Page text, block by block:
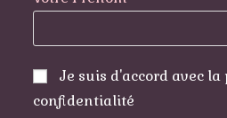
Je suis d'accord avec
confidentialité